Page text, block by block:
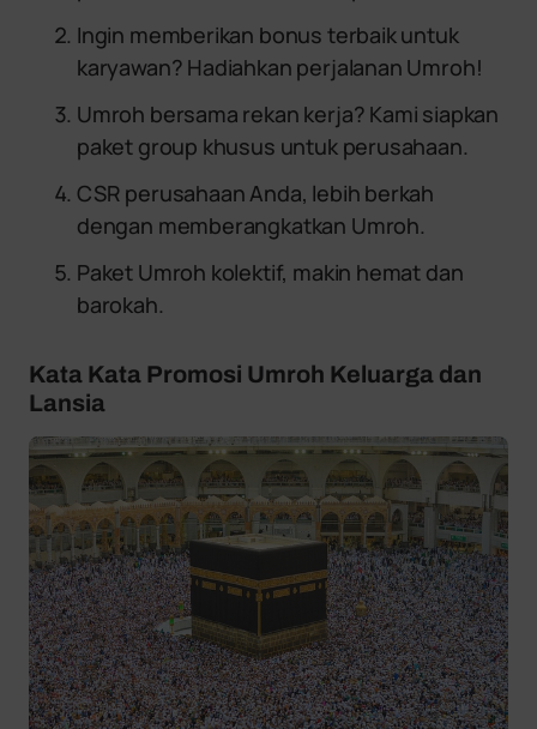
Ingin memberikan bonus terbaik untuk
karyawan? Hadiahkan perjalanan Umroh!
Umroh bersama rekan kerja? Kami siapkan
paket group khusus untuk perusahaan.
CSR perusahaan Anda, lebih berkah
dengan memberangkatkan Umroh.
Paket Umroh kolektif, makin hemat dan
barokah.
Kata Kata Promosi Umroh Keluarga dan
Lansia